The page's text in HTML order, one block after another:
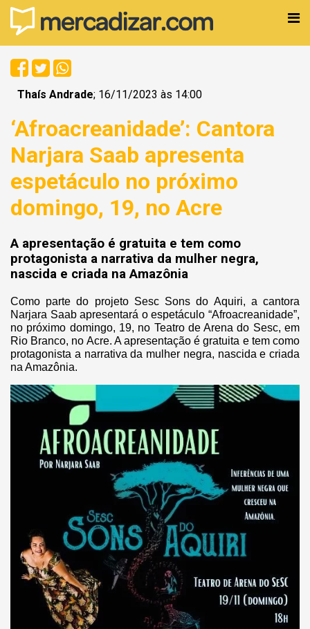
Thaís Andrade; 16/11/2023 às 14:00
‘Afroacreanidade’: Cantora
Narjara Saab apresenta
espetáculo no próximo
domingo, 19, no Acre
A apresentação é gratuita e tem como
protagonista a narrativa da mulher negra,
nascida e criada na Amazônia
Como parte do projeto Sesc Sons do Aquiri, a cantora
Narjara Saab apresentará o espetáculo “Afroacreanidade”,
no próximo domingo, 19, no Teatro de Arena do Sesc, em
Rio Branco, no Acre. A apresentação é gratuita e tem como
protagonista a narrativa da mulher negra, nascida e criada
na Amazônia.